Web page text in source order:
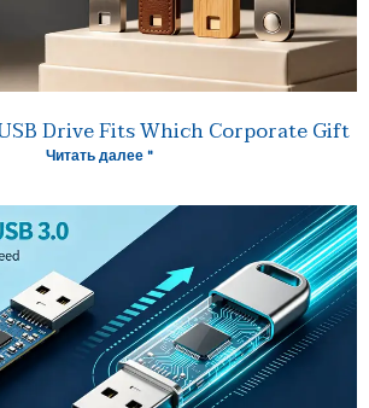
Drive Fits Which Corporate Gift
Читать далее "